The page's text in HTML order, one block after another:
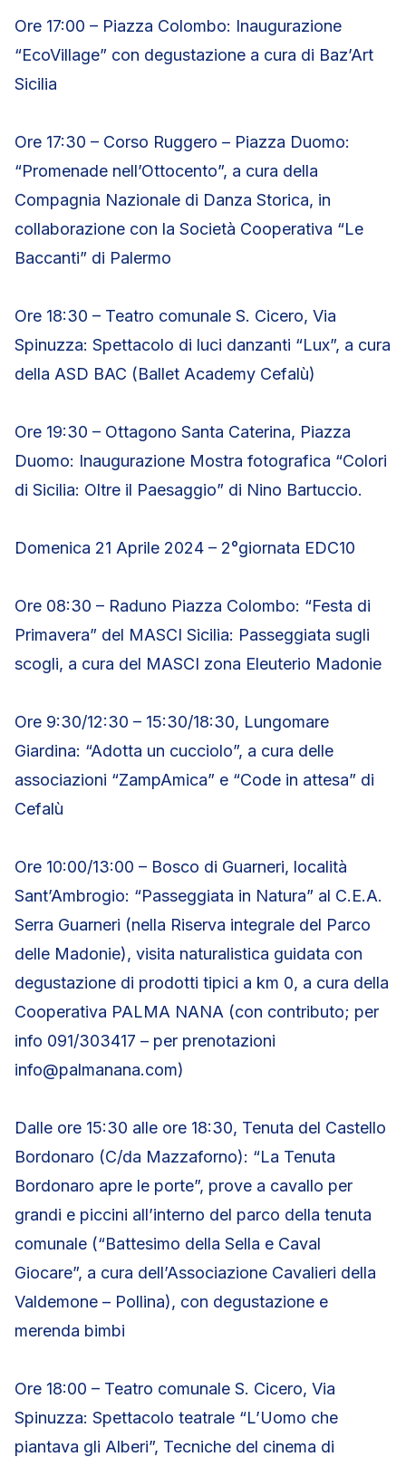
Ore 17:00 – Piazza Colombo: Inaugurazione
“EcoVillage” con degustazione a cura di Baz’Art
Sicilia
Ore 17:30 – Corso Ruggero – Piazza Duomo:
“Promenade nell’Ottocento”, a cura della
Compagnia Nazionale di Danza Storica, in
collaborazione con la Società Cooperativa “Le
Baccanti” di Palermo
Ore 18:30 – Teatro comunale S. Cicero, Via
Spinuzza: Spettacolo di luci danzanti “Lux”, a cura
della ASD BAC (Ballet Academy Cefalù)
Ore 19:30 – Ottagono Santa Caterina, Piazza
Duomo: Inaugurazione Mostra fotografica “Colori
di Sicilia: Oltre il Paesaggio” di Nino Bartuccio.
Domenica 21 Aprile 2024 – 2°giornata EDC10
Ore 08:30 – Raduno Piazza Colombo: “Festa di
Primavera” del MASCI Sicilia: Passeggiata sugli
scogli, a cura del MASCI zona Eleuterio Madonie
Ore 9:30/12:30 – 15:30/18:30, Lungomare
Giardina: “Adotta un cucciolo”, a cura delle
associazioni “ZampAmica” e “Code in attesa” di
Cefalù
Ore 10:00/13:00 – Bosco di Guarneri, località
Sant’Ambrogio: “Passeggiata in Natura” al C.E.A.
Serra Guarneri (nella Riserva integrale del Parco
delle Madonie), visita naturalistica guidata con
degustazione di prodotti tipici a km 0, a cura della
Cooperativa PALMA NANA (con contributo; per
info 091/303417 – per prenotazioni
info@palmanana.com)
Dalle ore 15:30 alle ore 18:30, Tenuta del Castello
Bordonaro (C/da Mazzaforno): “La Tenuta
Bordonaro apre le porte”, prove a cavallo per
grandi e piccini all’interno del parco della tenuta
comunale (“Battesimo della Sella e Caval
Giocare”, a cura dell’Associazione Cavalieri della
Valdemone – Pollina), con degustazione e
merenda bimbi
Ore 18:00 – Teatro comunale S. Cicero, Via
Spinuzza: Spettacolo teatrale “L’Uomo che
piantava gli Alberi”, Tecniche del cinema di